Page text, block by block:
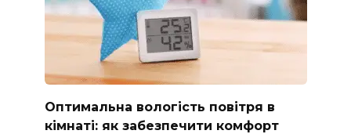
Оптимальна вологість повітря в
кімнаті: як забезпечити комфорт